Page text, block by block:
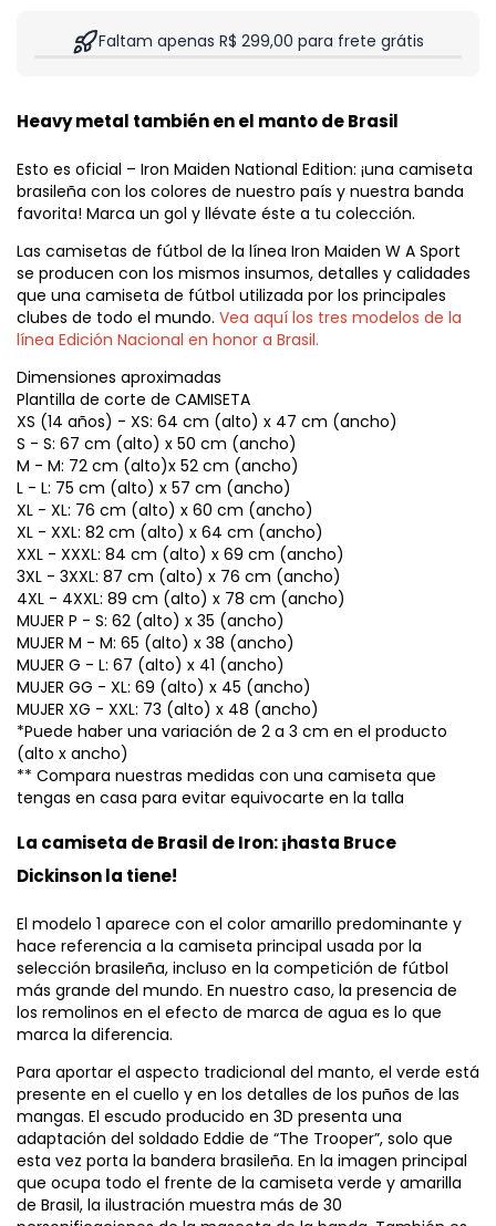
Faltam apenas R$ 299,00 para frete grátis
Heavy metal también en el manto de Brasil
Esto es oficial – Iron Maiden National Edition: ¡una camiseta
brasileña con los colores de nuestro país y nuestra banda
favorita! Marca un gol y llévate éste a tu colección.
Las camisetas de fútbol de la línea Iron Maiden W A Sport
se producen con los mismos insumos, detalles y calidades
que una camiseta de fútbol utilizada por los principales
clubes de todo el mundo. Vea aquí los tres modelos de la
línea Edición Nacional en honor a Brasil.
Dimensiones aproximadas
Plantilla de corte de CAMISETA
XS (14 años) - XS: 64 cm (alto) x 47 cm (ancho)
S - S: 67 cm (alto) x 50 cm (ancho)
M - M: 72 cm (alto)x 52 cm (ancho)
L - L: 75 cm (alto) x 57 cm (ancho)
XL - XL: 76 cm (alto) x 60 cm (ancho)
XL - XXL: 82 cm (alto) x 64 cm (ancho)
XXL - XXXL: 84 cm (alto) x 69 cm (ancho)
3XL - 3XXL: 87 cm (alto) x 76 cm (ancho)
4XL - 4XXL: 89 cm (alto) x 78 cm (ancho)
MUJER P - S: 62 (alto) x 35 (ancho)
MUJER M - M: 65 (alto) x 38 (ancho)
MUJER G - L: 67 (alto) x 41 (ancho)
MUJER GG - XL: 69 (alto) x 45 (ancho)
MUJER XG - XXL: 73 (alto) x 48 (ancho)
*Puede haber una variación de 2 a 3 cm en el producto
(alto x ancho)
** Compara nuestras medidas con una camiseta que
tengas en casa para evitar equivocarte en la talla
La camiseta de Brasil de Iron: ¡hasta Bruce
Dickinson la tiene!
El modelo 1 aparece con el color amarillo predominante y
hace referencia a la camiseta principal usada por la
selección brasileña, incluso en la competición de fútbol
más grande del mundo. En nuestro caso, la presencia de
los remolinos en el efecto de marca de agua es lo que
marca la diferencia.
Para aportar el aspecto tradicional del manto, el verde está
presente en el cuello y en los detalles de los puños de las
mangas. El escudo producido en 3D presenta una
adaptación del soldado Eddie de “The Trooper”, solo que
esta vez porta la bandera brasileña. En la imagen principal
que ocupa todo el frente de la camiseta verde y amarilla
de Brasil, la ilustración muestra más de 30